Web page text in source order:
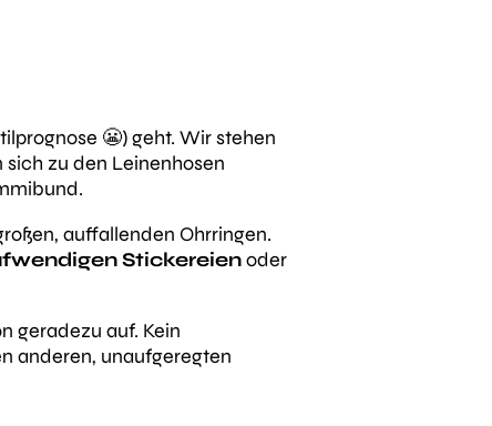
😬) geht. Wir stehen
sich zu den Leinenhosen
auffallenden Ohrringen.
Stickereienoder
geradezu auf. Kein
anderen, unaufgeregten